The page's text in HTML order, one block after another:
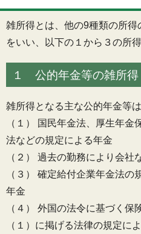
雑所得とは、他の9種類の所
をいい、以下の１から３の所
１ 公的年金等の雑所得
雑所得となる主な公的年金等
（１） 国民年金法、厚生年
法などの規定による年金
（２） 過去の勤務により会社
（３） 確定給付企業年金法の
年金
（４） 外国の法令に基づく
（１）に掲げる法律の規定に